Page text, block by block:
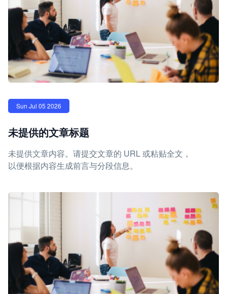
Sun Jul 05 2026
未提供的文章标题
未提供文章内容。请提交文章的 URL 或粘贴全文，
以便根据内容生成前言与分段信息。